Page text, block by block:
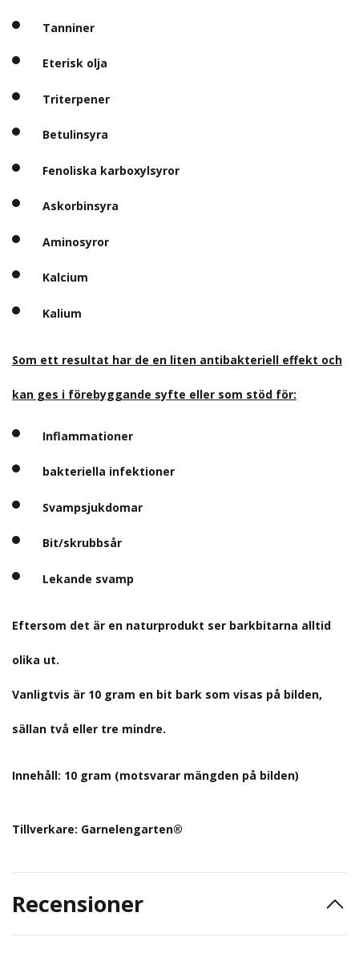
Tanniner
Eterisk olja
Triterpener
Betulinsyra
Fenoliska karboxylsyror
Askorbinsyra
Aminosyror
Kalcium
Kalium
Som ett resultat har de en liten antibakteriell effekt och
kan ges i förebyggande syfte eller som stöd för:
Inflammationer
bakteriella infektioner
Svampsjukdomar
Bit/skrubbsår
Lekande svamp
Eftersom det är en naturprodukt ser barkbitarna alltid
olika ut.
Vanligtvis är 10 gram en bit bark som visas på bilden,
sällan två eller tre mindre.
Innehåll: 10 gram (motsvarar mängden på bilden)
Tillverkare: Garnelengarten®
Recensioner